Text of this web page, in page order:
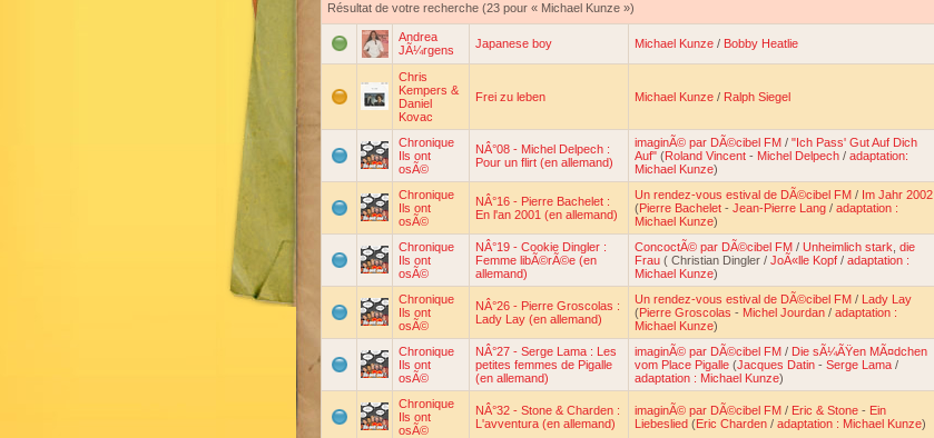
Résultat de votre recherche (23 pour « Michael Kunze »)
Andrea
JÃ¼rgens
Japanese boy Michael Kunze / Bobby Heatlie
Chris
Kempers &
Daniel
Kovac
Frei zu leben Michael Kunze / Ralph Siegel
Chronique
Ils ont
osÃ©
NÂ°08 - Michel Delpech :
Pour un flirt (en allemand)
imaginÃ© par DÃ©cibel FM / "Ich Pass' Gut Auf Dich
Auf" (Roland Vincent - Michel Delpech / adaptation:
Michael Kunze)
Chronique
Ils ont
osÃ©
NÂ°16 - Pierre Bachelet :
En l'an 2001 (en allemand)
Un rendez-vous estival de DÃ©cibel FM / Im Jahr 2002
(Pierre Bachelet - Jean-Pierre Lang / adaptation :
Michael Kunze)
Chronique
Ils ont
osÃ©
NÂ°19 - Cookie Dingler :
Femme libÃ©rÃ©e (en
allemand)
ConcoctÃ© par DÃ©cibel FM / Unheimlich stark die
Frau ( Christian Dingler / JoÃ«lle Kopf / adaptation :
Michael Kunze)
Chronique
Ils ont
osÃ©
NÂ°26 - Pierre Groscolas :
Lady Lay (en allemand)
Un rendez-vous estival de DÃ©cibel FM / Lady Lay
(Pierre Groscolas - Michel Jourdan / adaptation :
Michael Kunze)
Chronique
Ils ont
osÃ©
NÂ°27 - Serge Lama : Les
petites femmes de Pigalle
(en allemand)
imaginÃ© par DÃ©cibel FM / Die sÃ¼ÃŸen MÃ¤dchen
vom Place Pigalle (Jacques Datin - Serge Lama /
adaptation : Michael Kunze)
Chronique
Ils ont
osÃ©
NÂ°32 - Stone & Charden :
L'avventura (en allemand)
imaginÃ© par DÃ©cibel FM / Eric & Stone - Ein
Liebeslied (Eric Charden / adaptation : Michael Kunze)